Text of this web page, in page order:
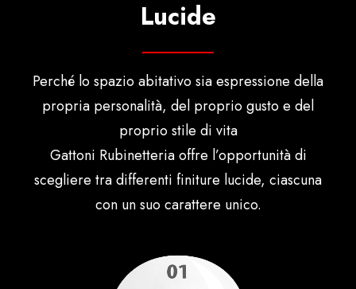
Lucide
Perché lo spazio abitativo sia espressione della
propria personalità, del proprio gusto e del
proprio stile di vita
Gattoni Rubinetteria offre l’opportunità di
scegliere tra differenti finiture lucide, ciascuna
con un suo carattere unico.